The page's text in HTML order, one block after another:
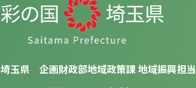
埼玉県 企画財政部地域政策課 地域振興担当